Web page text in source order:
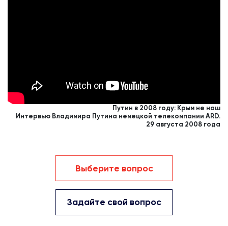
Путин в 2008 году: Крым не наш
Интервью Владимира Путина немецкой телекомпании ARD.
29 августа 2008 года
Выберите вопрос
Задайте свой вопрос